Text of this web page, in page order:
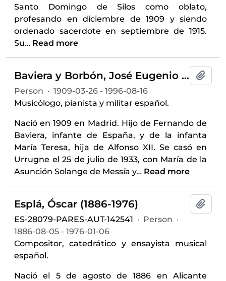
Santo Domingo de Silos como oblato,
profesando en diciembre de 1909 y siendo
ordenado sacerdote en septiembre de 1915.
Su… Read more
Baviera y Borbón, José Eugenio de (1909-1966, infante de España)
Person · 1909-03-26 - 1996-08-16
Musicólogo, pianista y militar español.
Nació en 1909 en Madrid. Hijo de Fernando de
Baviera, infante de España, y de la infanta
María Teresa, hija de Alfonso XII. Se casó en
Urrugne el 25 de julio de 1933, con María de la
Asunción Solange de Messía y… Read more
Esplá, Óscar (1886-1976)
ES-28079-PARES-AUT-142541 · Person ·
1886-08-05 - 1976-01-06
Compositor, catedrático y ensayista musical
español.
Nació el 5 de agosto de 1886 en Alicante